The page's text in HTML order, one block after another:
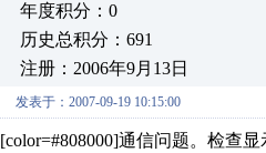
年度积分：0
历史总积分：691
注册：2006年9月13日
发表于：2007-09-19 10:15:00
[color=#808000]通信问题。检查